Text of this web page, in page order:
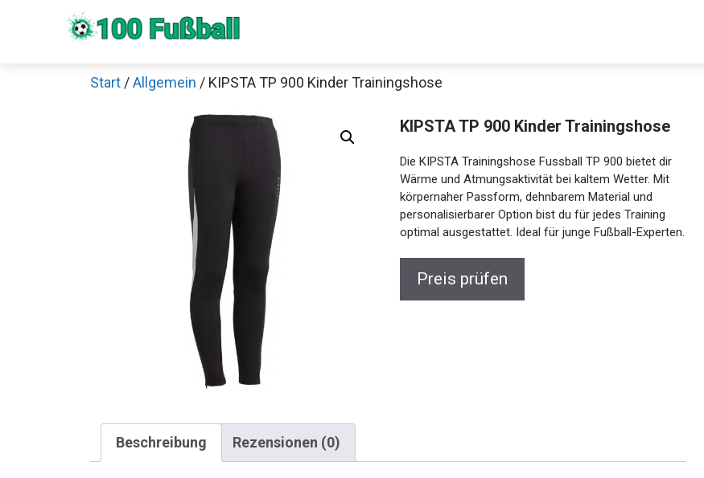
Start /Allgemein / KIPSTA TP 900 Kinder Trainingshose
KIPSTA TP 900 Kinder Trainingshose
Die KIPSTA Trainingshose Fussball TP 900 bietet dir
Wärme und Atmungsaktivität bei kaltem Wetter. Mit
körpernaher Passform, dehnbarem Material und
personalisierbarer Option bist du für jedes Training
optimal ausgestattet. Ideal für junge Fußball-
Preis prüfen
Beschreibung Rezensionen (0)
Jetzt anschauen